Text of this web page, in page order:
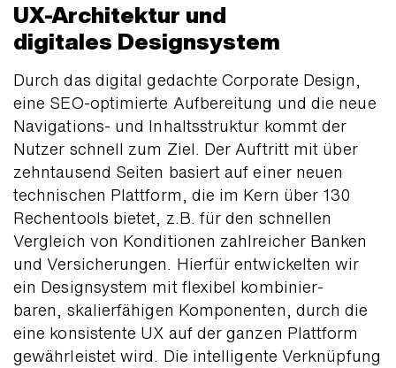
UX-Architektur und
digitales Designsystem
Durch das digital gedachte Corporate Design,
eine SEO-optimierte Auf­bereitung und die neue
Navi­gations- und Inhalts­struktur kommt der
Nutzer schnell zum Ziel. Der Auftritt mit über
zehn­tausend Seiten basiert auf einer neuen
tech­nischen Plattform, die im Kern über 130
Rechen­­tools bietet, z.B. für den schnellen
Vergleich von Kondi­tionen zahl­reicher Banken
und Versiche­rungen. Hierfür ent­wickel­ten wir
ein Design­system mit flexibel kombinier­
baren, skalier­fähigen Kompo­nenten, durch die
eine konsis­tente UX auf der ganzen Platt­form
gewähr­leistet wird. Die intelli­gente Verknüpfung